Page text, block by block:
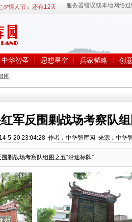
夕情人节』还有12天
中华智圣 思想星空 兵家韬略 创
图
军反围剿战场考察队
5-20 23:04:28 作者：中华智库园 来源：中华
剿战场考察队组图之五“沿途标牌”